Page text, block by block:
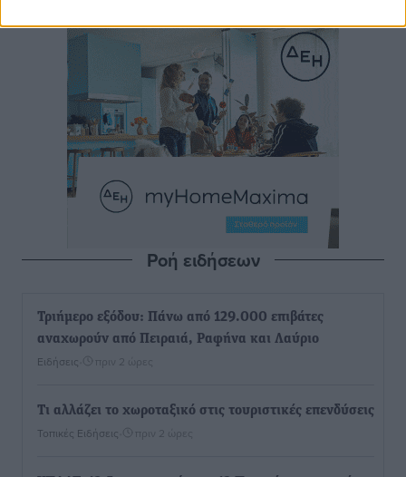
Ροή ειδήσεων
Τριήμερο εξόδου: Πάνω από 129.000 επιβάτες
αναχωρούν από Πειραιά, Ραφήνα και Λαύριο
Ειδήσεις πριν 2 ώρες
Τι αλλάζει το χωροταξικό στις τουριστικές επενδύσεις
Τοπικές Ειδήσεις πριν 2 ώρες